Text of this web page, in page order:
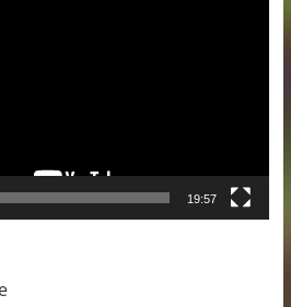
19:57